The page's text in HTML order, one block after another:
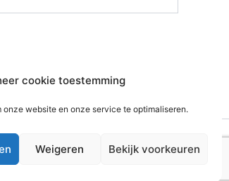
cookie toestemming
onze website en onze service te optimaliseren.
Weigeren Bekijk voorkeuren